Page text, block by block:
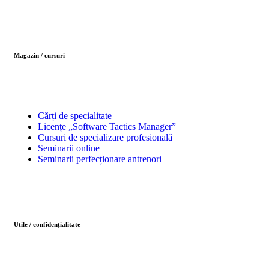
Magazin / cursuri
Cărți de specialitate
Licențe „Software Tactics Manager”
Cursuri de specializare profesională
Seminarii online
Seminarii perfecționare antrenori
Utile / confidențialitate